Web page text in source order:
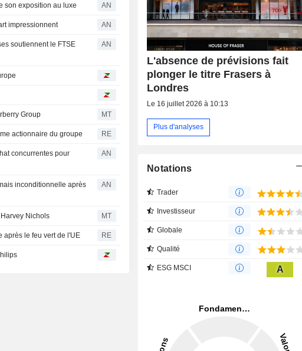
son exposition au luxe AN
impressionnent AN
soutiennent le FTSE
AN
Group MT
actionnaire du groupe RE
concurrentes pour
AN
inconditionnelle après
AN
Nichols MT
après le feu vert de l'UE RE
L'absence de prévisions fait
plonger le titre Frasers à
Londres
Le 16 juillet 2026 à 10:13
Plus d'analyses
Notations
Trader
Investisseur
Globale
Qualité
ESG MSCI A